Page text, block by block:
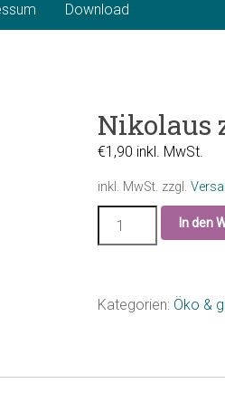
Download
Nikolaus
€1,90 inkl. MwSt.
inkl. MwSt. zzgl.
In den
Kategorien: Öko &